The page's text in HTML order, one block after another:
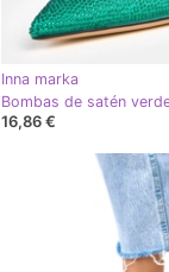
Inna marka
16,86 €